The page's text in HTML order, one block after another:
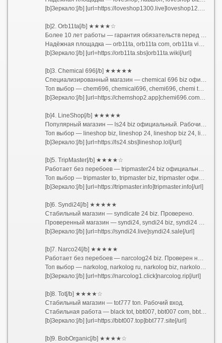
[b]Зеркало:[/b] [url=https://loveshop1300.live]loveshop12.site[/url]
[b]2. Orb11ta[/b] ★★★★☆
Более 10 лет работы — гарантия обязательств перед покупателями. Один из лидеров.
Надёжная площадка — orb11ta, orb11ta com, orb11ta vip, orb11ta сайт, orb11ta top, orb11ta org, orb11ta ton, орбита бот, https orb11ta site, orb11ta com сайт вход
[b]Зеркало:[/b] [url=https://orb11ta.sbs]orb11ta.wiki[/url]
[b]3. Chemical 696[/b] ★★★★★
Специализированный магазин — chemical 696 biz официальный. Быстрая связь.
Топ выбор — chem696, chemical696, chemi696, chemi to, chemshop2 com, chm696 biz, chm1 biz, chemical 696 biz официальный, чемикал 696, чемикал биз, chmcl696
[b]Зеркало:[/b] [url=https://chemshop2.app]chemi696.com[/url]
[b]4. LineShop[/b] ★★★★★
Популярный магазин — ls24 biz официальный. Рабочий вход.
Топ выбор — lineshop biz, lineshop 24, lineshop biz 24, lineshop blz, лайншоп, ls24 biz, ls24 biz официальный, ls24 biz официальный сайт, ls24 махачкала, ls24 blz, ls25 biz, ls24 bis
[b]Зеркало:[/b] [url=https://ls24.sbs]lineshop.lol[/url]
[b]5. TripMaster[/b] ★★★★☆
Работает без перебоев — tripmaster24 biz официальный сайт. Быстрая поддержка.
Топ выбор — tripmaster to, tripmaster biz, tripmaster официальный, tripmaster 24, tripmaster ton, tripmaster biz проверка заказа, tripmaster24, tripmaster24 biz, mastertrip24 biz, tripmaster24 diz
[b]Зеркало:[/b] [url=https://tripmaster.info]tripmaster.info[/url]
[b]6. Syndi24[/b] ★★★★★
Стабильный магазин — syndicate 24 biz. Проверено.
Проверенный магазин — syndi24, syndi24 biz, syndi24 bz, синдикат 24, синдикат бот, синдикат шоп, синдикат сайт, синдикат официальный сайт, syndicate 24 biz, syndicate biz, syndicate one, syndicate 24 4 biz зеркала
[b]Зеркало:[/b] [url=https://syndi24.live]syndi24.sale[/url]
[b]7. Narco24[/b] ★★★★★
Работает без перебоев — narcolog24 biz. Проверен на форумах.
Топ выбор — narkolog, narkolog ru, narkolog biz, narkolog 24 biz, narkolog me, narco24, narco24 biz, narco24 biz официальный, narco24 официальный сайт, narcolog24, narcolog24 biz, narco 24, narco 24 biz
[b]Зеркало:[/b] [url=https://narcolog1.click]narcolog.rip[/url]
[b]8. Tot[/b] ★★★★☆
Стабильный магазин — tot777 ton. Рабочий вход.
Стабильная работа — black tot, bbt007, bbt007 com, bbt777 biz, bbt777 to, ббт777, tot777, tot777 ton
[b]Зеркало:[/b] [url=https://bbt007.top]bbt777.site[/url]
[b]9. BobOrganic[/b] ★★★★☆